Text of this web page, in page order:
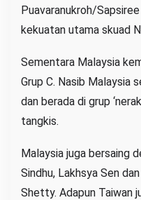
Puavaranukroh/
kekuatan utama skuad
Sementara Malaysia
Grup C. Nasib Malaysia
dan berada di grup
tangkis.
Malaysia juga bersaing
Sindhu, Lakhsya Sen
Shetty. Adapun Taiwan